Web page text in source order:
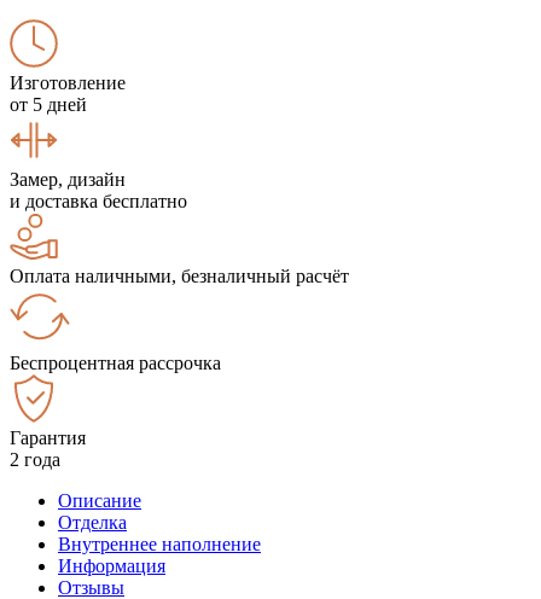
Изготовление
от 5 дней
Замер, дизайн
и доставка бесплатно
Оплата наличными, безналичный расчёт
Беспроцентная рассрочка
Гарантия
2 года
Описание
Отделка
Внутреннее наполнение
Информация
Отзывы